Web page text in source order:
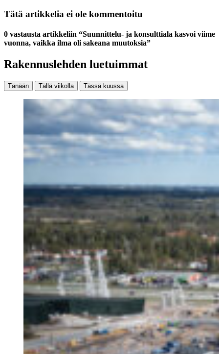
Tätä artikkelia ei ole kommentoitu
0 vastausta artikkeliin “Suunnittelu- ja konsulttiala kasvoi viime
vuonna, vaikka ilma oli sakeana muutoksia”
Rakennuslehden luetuimmat
Tänään Tällä viikolla Tässä kuussa